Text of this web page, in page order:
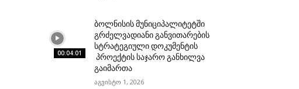
00:04:01
ბოლნისის მუნიციპალიტეტში
გრძელვადიანი განვითარების
სტრატეგიული დოკუმენტის
პროექტის საჯარო განხილვა
გაიმართა
აგვისტო 1, 2026